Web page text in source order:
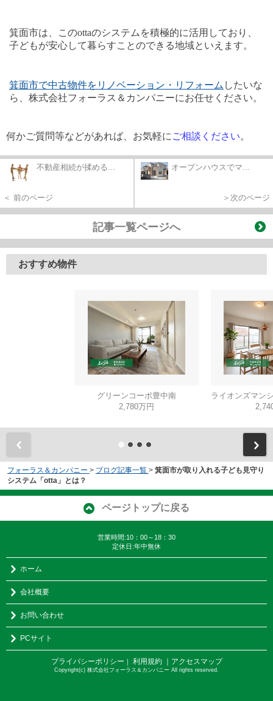
箕面市は、このottaのシステムを積極的に活用しており、
子どもが安心して暮らすことのできる地域といえます。
箕面市で中古物件をリノベーション・リフォーム したいな
ら、 株式会社フォーラス＆カンパニーにお任せください。
何かご質問等などがあれば、お気軽に ご相談ください。
不動産相続が揉める...
＜ 前のページ
オープンハウスでマ...
＞次のページ
記事一覧ページへ
おすすめ物件
グリーンコーポ豊中南
2,780万円
フォーラス＆カンパニー > ブログ記事一覧 > 箕面市が取り入れる子ども見守り
システム「otta」とは？
ページトップに戻る
営業時間:10：00～18：30
定休日:年中無休
ホーム
会社概要
お問い合わせ
PCサイト
プライバシーポリシー 利用規約 ｜アクセスマップ
Copyright(c) 株式会社フォーラス＆カンパニー All rights reserved.